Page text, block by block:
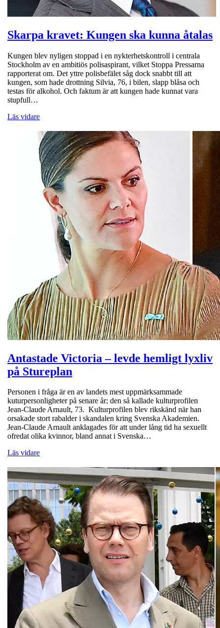
Skarpa kravet: Kungen ska kunna åtalas
Kungen blev nyligen stoppad i en nykterhetskontroll i centrala
Stockholm av en ambitiös polisaspirant, vilket Stoppa Pressarna
rapporterat om. Det yttre polisbefälet såg dock snabbt till att
kungen, som hade drottning Silvia, 76, i bilen, slapp blåsa och
testas för alkohol. Och faktum är att kungen hade kunnat vara
stupfull…
Läs vidare
Antastade Victoria – levde hemligt lyxliv
på Stureplan
Personen i fråga är en av landets mest uppmärksammade
kuturpersonligheter på senare år; den så kallade kulturprofilen
Jean-Claude Arnault, 73. Kulturprofilen blev rikskänd när han
orsakade stort rabalder i skandalen kring Svenska Akademien.
Jean-Claude Arnault anklagades för att under lång tid ha sexuellt
ofredat olika kvinnor, bland annat i Svenska…
Läs vidare